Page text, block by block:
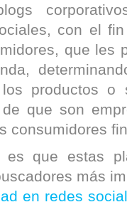
con el
que les
productos o
que son
consumidores
que estas
más
en redes